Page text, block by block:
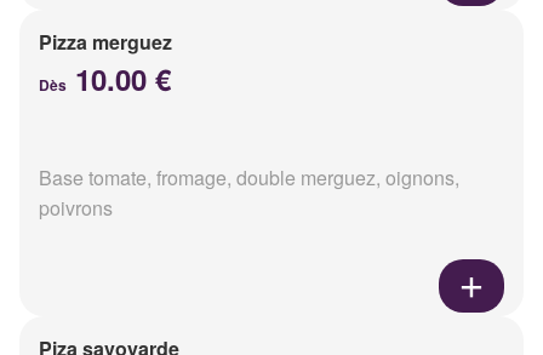
Pizza merguez
Dès 10.00 €
Base tomate, fromage, double merguez, oignons,
poivrons
Piza savoyarde